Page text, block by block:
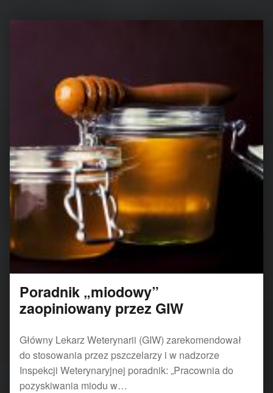
Poradnik „miodowy”
zaopiniowany przez GIW
Główny Lekarz Weterynarii (GIW) zarekomendował
do stosowania przez pszczelarzy i w nadzorze
Inspekcji Weterynaryjnej poradnik: „Pracownia do
pozyskiwania miodu w…